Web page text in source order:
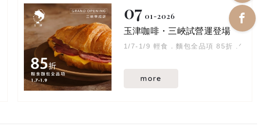
07 01 2026
玉津咖啡・三峽試營運登場
1/7-1/9 輕食．麵包全品項 85折 .ᐟ
more